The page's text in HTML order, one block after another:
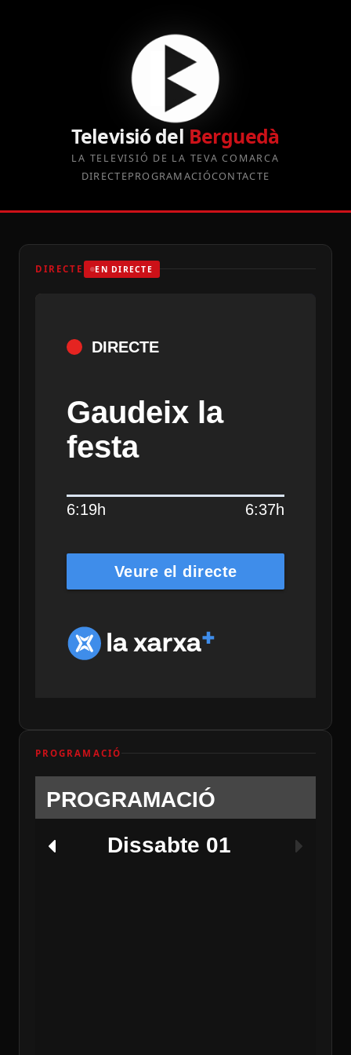
Televisió del Berguedà
LA TELEVISIÓ DE LA TEVA COMARCA
DIRECTEPROGRAMACIÓCONTACTE
DIRECTE EN DIRECTE
DIRECTE
Gaudeix la
festa
6:19h 6:37h
Veure el directe
PROGRAMACIÓ
PROGRAMACIÓ
Dissabte 01